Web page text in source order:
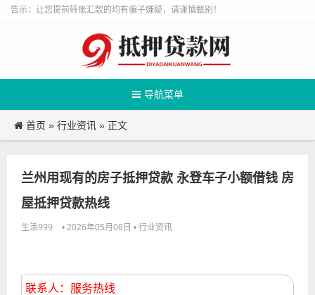
告示：让您提前转账汇款的均有骗子嫌疑，请谨慎甄别！
导航菜单
首页 » 行业资讯 » 正文
兰州用现有的房子抵押贷款 永登车子小额借钱 房
屋抵押贷款热线
生活999 • 2026年05月08日 • 行业资讯
联系人：服务热线